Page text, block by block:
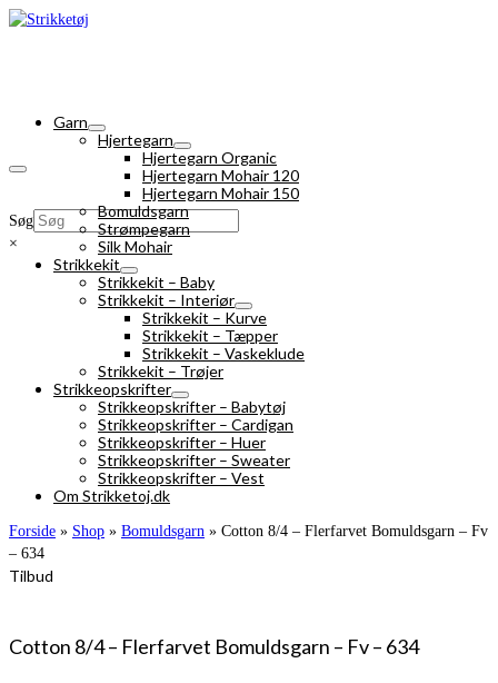
Søg
×
Garn
Hjertegarn
Hjertegarn Organic
Hjertegarn Mohair 120
Hjertegarn Mohair 150
Bomuldsgarn
Strømpegarn
Silk Mohair
Strikkekit
Strikkekit – Baby
Strikkekit – Interiør
Strikkekit – Kurve
Strikkekit – Tæpper
Strikkekit – Vaskeklude
Strikkekit – Trøjer
Strikkeopskrifter
Strikkeopskrifter – Babytøj
Strikkeopskrifter – Cardigan
Strikkeopskrifter – Huer
Strikkeopskrifter – Sweater
Strikkeopskrifter – Vest
Om Strikketoj.dk
Forside » Shop » Bomuldsgarn » Cotton 8/4 – Flerfarvet Bomuldsgarn – Fv
– 634
Tilbud
Cotton 8/4 – Flerfarvet Bomuldsgarn – Fv – 634